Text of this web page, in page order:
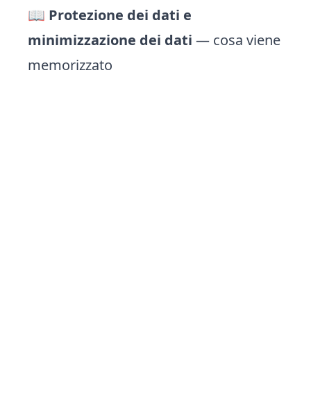
📖 Protezione dei dati e
minimizzazione dei dati — cosa viene
memorizzato